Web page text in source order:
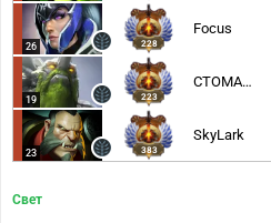
26 228
Focus
19 223
CTOMAHEH1
23 383
SkyLark
Свет